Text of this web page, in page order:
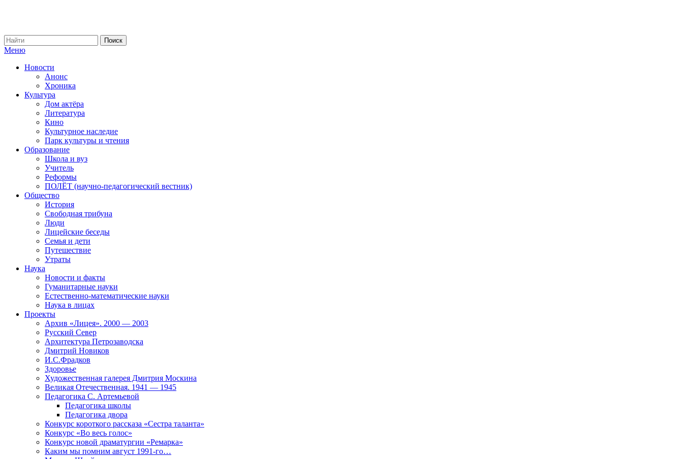
Меню
Новости
Анонс
Хроника
Культура
Дом актёра
Литература
Кино
Культурное наследие
Парк культуры и чтения
Образование
Школа и вуз
Учитель
Реформы
ПОЛЁТ (научно-педагогический вестник)
Общество
История
Свободная трибуна
Люди
Лицейские беседы
Семья и дети
Путешествие
Утраты
Наука
Новости и факты
Гуманитарные науки
Естественно-математические науки
Наука в лицах
Проекты
Архив «Лицея». 2000 — 2003
Русский Север
Архитектура Петрозаводска
Дмитрий Новиков
И.С.Фрадков
Здоровье
Художественная галерея Дмитрия Москина
Великая Отечественная. 1941 — 1945
Педагогика С. Артемьевой
Педагогика школы
Педагогика двора
Конкурс короткого рассказа «Сестра таланта»
Конкурс «Во весь голос»
Конкурс новой драматургии «Ремарка»
Каким мы помним август 1991-го…